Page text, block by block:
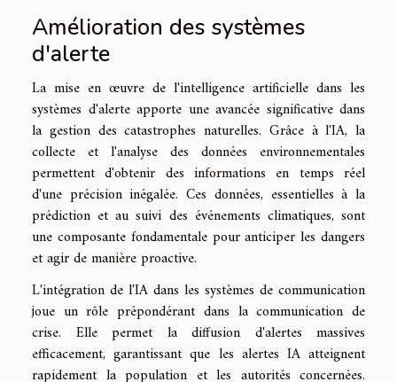
Amélioration des systèmes
d'alerte
La mise en œuvre de l'intelligence artificielle dans les
systèmes d'alerte apporte une avancée significative dans
la gestion des catastrophes naturelles. Grâce à l'IA, la
collecte et l'analyse des données environnementales
permettent d'obtenir des informations en temps réel
d'une précision inégalée. Ces données, essentielles à la
prédiction et au suivi des événements climatiques, sont
une composante fondamentale pour anticiper les dangers
et agir de manière proactive.
L'intégration de l'IA dans les systèmes de communication
joue un rôle prépondérant dans la communication de
crise. Elle permet la diffusion d'alertes massives
efficacement, garantissant que les alertes IA atteignent
rapidement la population et les autorités concernées.